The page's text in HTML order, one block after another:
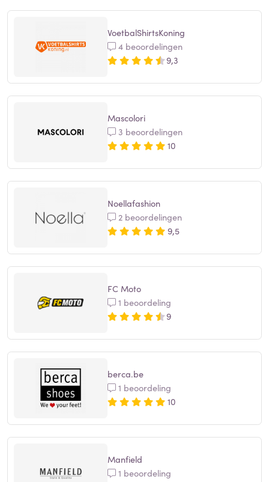
VoetbalShirtsKoning
4 beoordelingen
9,3
Mascolori
3 beoordelingen
10
Noellafashion
2 beoordelingen
9,5
FC Moto
1 beoordeling
9
berca.be
1 beoordeling
10
Manfield
1 beoordeling